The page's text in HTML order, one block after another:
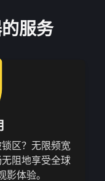
服务
区？无限频宽
阻地享受全球
影体验。